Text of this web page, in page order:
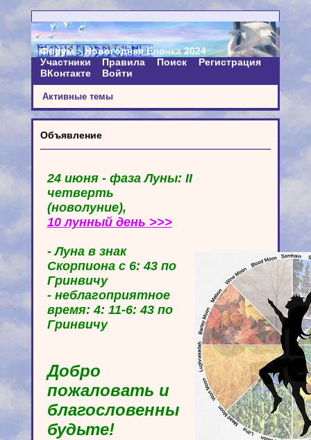
Форум
Новогодняя Ёлочка 2024
Участники
Правила Поиск
Регистрация
ВКонтакте
Войти
Активные темы
Объявление
24 июня - фаза Луны: II
четверть
(новолуние),
10 лунный день >>>
- Луна в знак
Скорпиона с 6: 43 по
Гринвичу
- неблагоприятное
время: 4: 11-6: 43 по
Гринвичу
Добро
пожаловать и
благословенны
будьте!